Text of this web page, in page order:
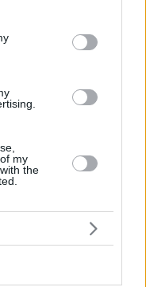
in below Google
my
the